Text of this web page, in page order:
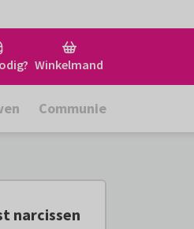
Winkelmand
Communie
narcissen